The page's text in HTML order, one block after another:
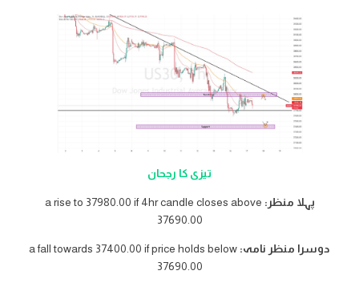
تیزی کا رجحان
پہلا منظر: a rise to 37980.00 if 4hr candle closes above
37690.00
دوسرا منظر نامہ: a fall towards 37400.00 if price holds below
37690.00